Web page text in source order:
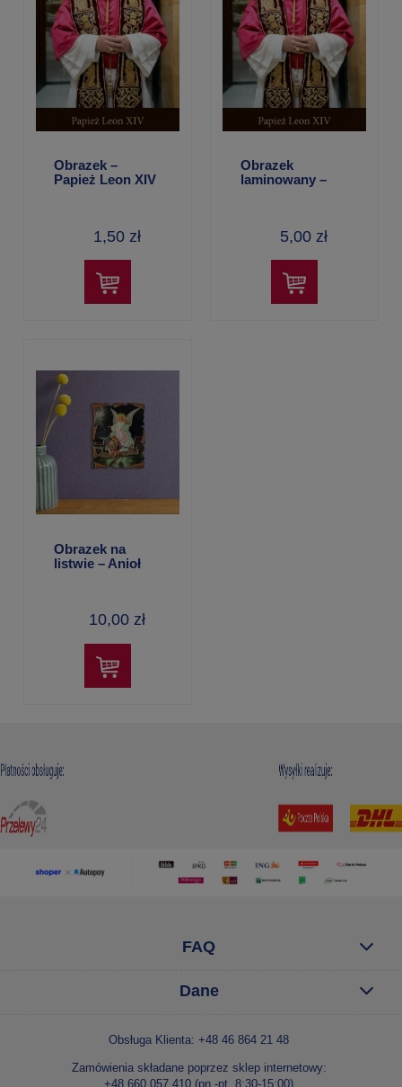
Obrazek –
Papież Leon XIV
1,50 zł
Obrazek
laminowany –
5,00 zł
Obrazek na
listwie – Anioł
10,00 zł
FAQ
Dane
Obsługa Klienta: +48 46 864 21 48
Zamówienia składane poprzez sklep internetowy:
+48 660 057 410 (pn.-pt. 8:30-15:00)